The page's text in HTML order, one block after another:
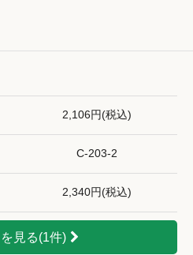
2,106円(税込)
C-203-2
2,340円(税込)
見る(1件)